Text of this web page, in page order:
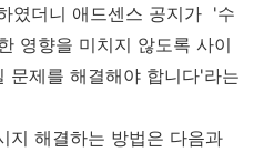
였더니 애드센스 공지가 '수
영향을 미치지 않도록 사이
제를 해결해야 합니다'라는
해결하는 방법은 다음과